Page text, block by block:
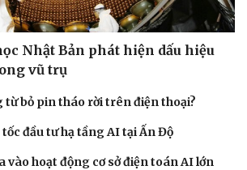
Nhật Bản phát hiện dấu hiệu
vũ trụ
từ bỏ pin tháo rời trên điện thoại?
đầu tư hạ tầng AI tại Ấn Độ
vào hoạt động cơ sở điện toán AI lớn